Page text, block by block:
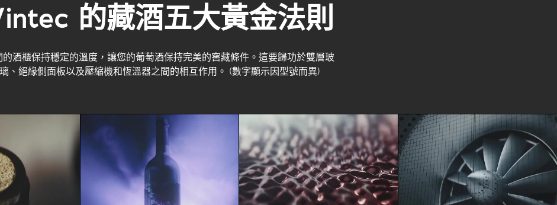
的藏酒五大黃金法則
的酒櫃保持穩定的溫度，讓您的葡萄酒保持完美的窖藏條件。這要歸功於雙層玻
璃、絕緣側面板以及壓縮機和恆溫器之間的相互作用。 (數字顯示因型號而異)